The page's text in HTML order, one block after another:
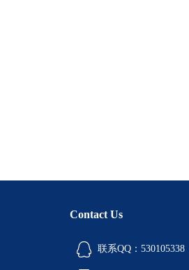
Contact Us
联系QQ：530105338